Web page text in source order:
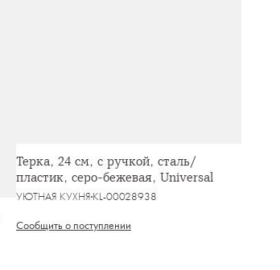
Терка, 24 см, с ручкой, сталь/
пластик, серо-бежевая, Universal
УЮТНАЯ КУХНЯKL-00028938
Сообщить о поступлении